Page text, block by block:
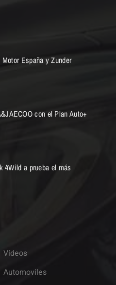
España y Zunder
con el Plan Auto+
4Wild a prueba el más
Vídeos
Automoviles